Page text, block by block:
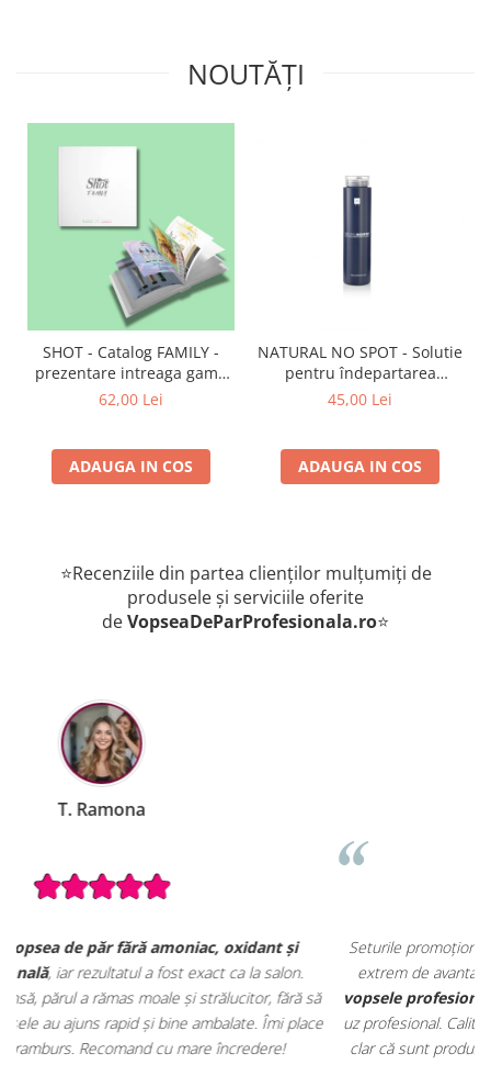
NOUTĂȚI
SHOT - Catalog FAMILY -
prezentare intreaga gama
de produse
62,00 Lei
ADAUGA IN COS
NATURAL NO SPOT - Solutie
pentru îndepartarea
petelor de vopsea de pe
45,00 Lei
ADAUGA IN COS
⭐Recenziile din partea clienților mulțumiți de
produsele și serviciile oferite
deVopseaDeParProfesionala.ro⭐
Seturile promoționale de pe VopseaDeParProfesionala.ro sunt
extrem de avantajoase. Am achiziționat un
set complet de
vopsele profesionale cu oxidanți și nuanțar, perfect pentru
uz profesional. Calitate foarte bună la un preț excelent. Se vede
clar că sunt produse originale, destinate rezultatelor de salon.